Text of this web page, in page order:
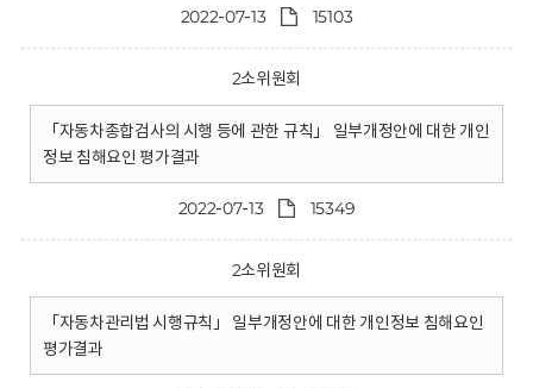
2022-07-13 15103
2소위원회
「자동차종합검사의 시행 등에 관한 규칙」 일부개정안에 대한 개인
정보 침해요인 평가결과
2022-07-13 15349
2소위원회
「자동차관리법 시행규칙」 일부개정안에 대한 개인정보 침해요인
평가결과